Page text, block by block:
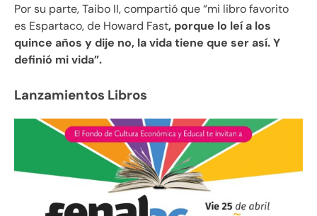
Por su parte, Taibo II, compartió que “mi libro favorito
es Espartaco, de Howard Fast, porque lo leí a los
quince años y dije no, la vida tiene que ser así. Y
definió mi vida”.
Lanzamientos Libros